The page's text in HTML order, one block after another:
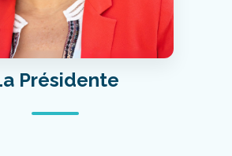
Présidente